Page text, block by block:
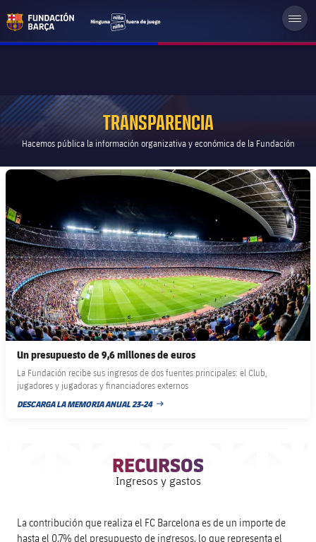
TRANSPARENCIA
Hacemos pública la información organizativa y económica de la Fundación
FC Barcelona club badge
Un presupuesto de 9,6 millones de euros
La Fundación recibe sus ingresos de dos fuentes principales: el Club,
jugadores y jugadoras y financiadores externos
DESCARGA LA MEMORIA ANUAL 23-24
FECHA DE PUBLICACIÓN
RECURSOS
Ingresos y gastos
La contribución que realiza el FC Barcelona es de un importe de
hasta el 0,7% del presupuesto de ingresos, lo que representa el